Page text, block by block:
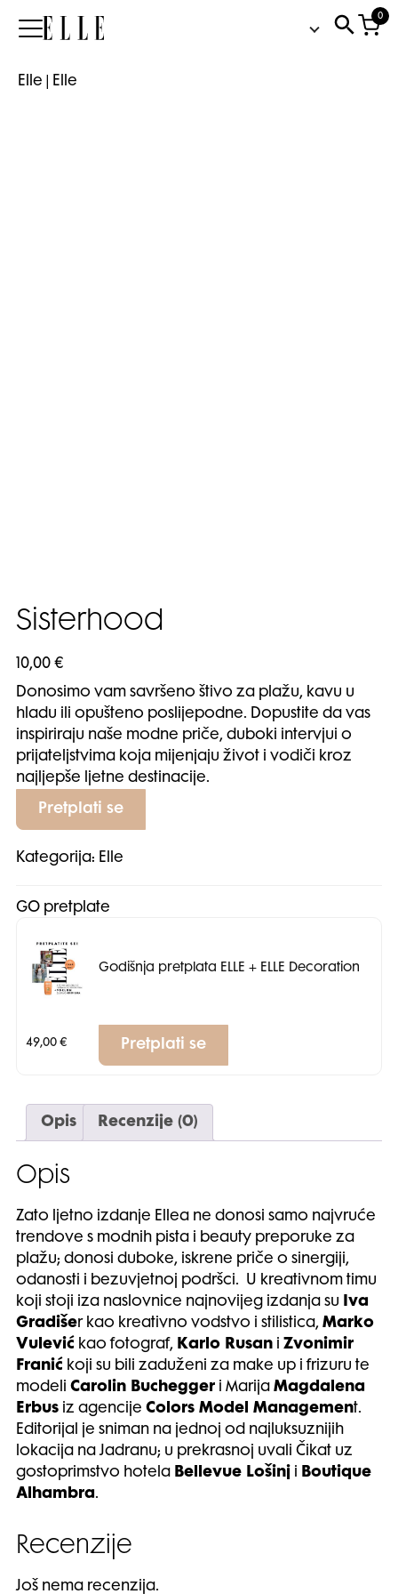
Elle
0
Elle Elle
Sisterhood
10,00 €
Donosimo vam savršeno štivo za plažu, kavu u
hladu ili opušteno poslijepodne. Dopustite da vas
inspiriraju naše modne priče, duboki intervjui o
prijateljstvima koja mijenjaju život i vodiči kroz
najljepše ljetne destinacije.
Pretplati se
Kategorija: Elle
GO pretplate
Godišnja pretplata ELLE + ELLE Decoration
49,00 € Pretplati se
Opis Recenzije (0)
Opis
Zato ljetno izdanje Ellea ne donosi samo najvruće
trendove s modnih pista i beauty preporuke za
plažu; donosi duboke, iskrene priče o sinergiji,
odanosti i bezuvjetnoj podršci. U kreativnom timu
koji stoji iza naslovnice najnovijeg izdanja su Iva
Gradišer kao kreativno vodstvo i stilistica, Marko
Vulević kao fotograf, Karlo Rusan i Zvonimir
Franić koji su bili zaduženi za make up i frizuru te
modeli Carolin Buchegger i Marija Magdalena
Erbus iz agencije Colors Model Management.
Editorijal je sniman na jednoj od najluksuznijih
lokacija na Jadranu; u prekrasnoj uvali Čikat uz
gostoprimstvo hotela Bellevue Lošinj i Boutique
Alhambra.
Recenzije
Još nema recenzija.